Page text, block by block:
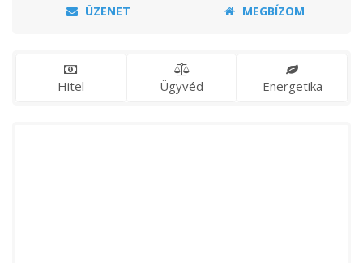
ÜZENET MEGBÍZOM
Hitel Ügyvéd Energetika